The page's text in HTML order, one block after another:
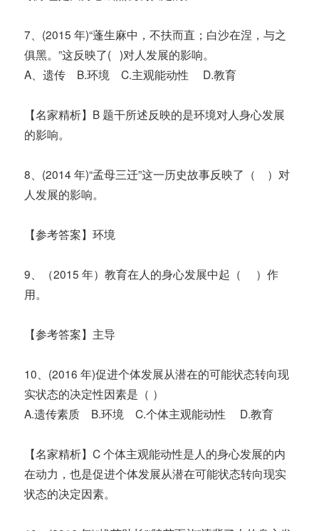
7、(2015 年)“蓬生麻中，不扶而直；白沙在涅，与之
俱黑。”这反映了( )对人发展的影响。
A、遗传 B.环境 C.主观能动性 D.教育
【名家精析】B 题干所述反映的是环境对人身心发展
的影响。
8、(2014 年)“孟母三迁”这一历史故事反映了（ ）对
人发展的影响。
【参考答案】环境
9、（2015 年）教育在人的身心发展中起（ ）作
用。
【参考答案】主导
10、(2016 年)促进个体发展从潜在的可能状态转向现
实状态的决定性因素是（ ）
A.遗传素质 B.环境 C.个体主观能动性 D.教育
【名家精析】C 个体主观能动性是人的身心发展的内
在动力，也是促进个体发展从潜在可能状态转向现实
状态的决定因素。